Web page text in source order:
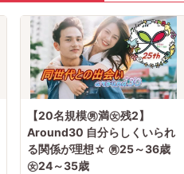
【20名規模㊚満㊛残2】
Around30 自分らしくいられ
る関係が理想☆ ㊚25～36歳
㊛24～35歳